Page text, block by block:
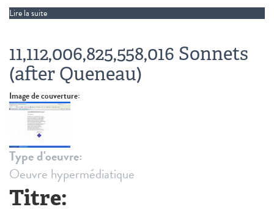
Lire la suite
11,112,006,825,558,016 Sonnets
(after Queneau)
Image de couverture:
Type d'oeuvre:
Oeuvre hypermédiatique
Titre: